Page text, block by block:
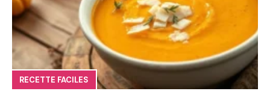
RECETTE FACILES